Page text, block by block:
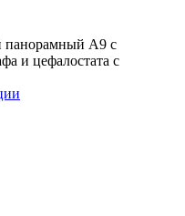
панорамный A9 с
и цефалостата с